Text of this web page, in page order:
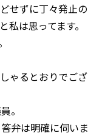
せずに丁々発止の
は思ってます。
るとおりでござ
。
は明確に伺いま